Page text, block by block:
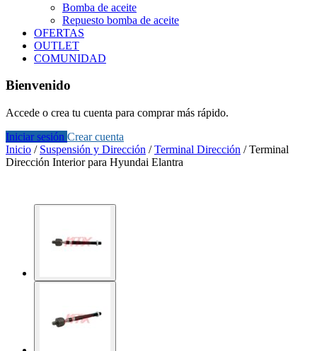
Bomba de aceite
Repuesto bomba de aceite
OFERTAS
OUTLET
COMUNIDAD
Bienvenido
Accede o crea tu cuenta para comprar más rápido.
Iniciar sesión Crear cuenta
Inicio / Suspensión y Dirección /Terminal Dirección /Terminal
Dirección Interior para Hyundai Elantra